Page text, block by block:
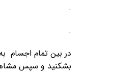
.
.
در بین تمام اجسام
بشکنید و سپس